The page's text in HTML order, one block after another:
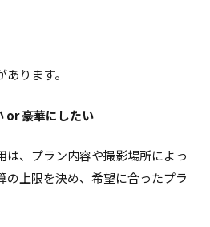
ります。
or 豪華にしたい
は、プラン内容や撮影場所によっ
の上限を決め、希望に合ったプラ